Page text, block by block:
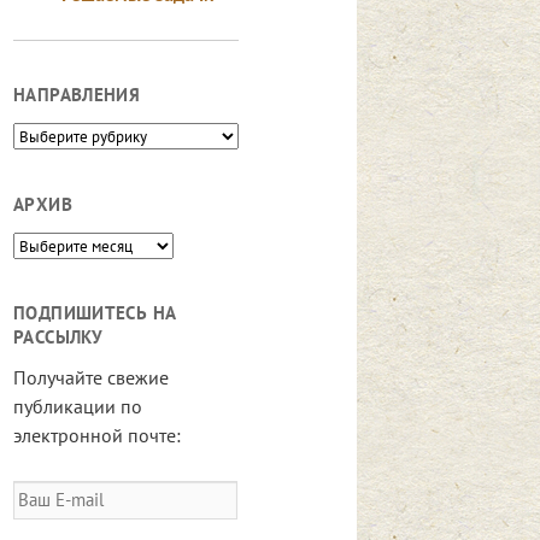
НАПРАВЛЕНИЯ
Направления
АРХИВ
Архив
ПОДПИШИТЕСЬ НА
РАССЫЛКУ
Получайте свежие
публикации по
электронной почте:
Ваш
E-